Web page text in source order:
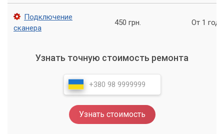
бизнесу работать более эффективно и без ошибок.
Обращайтесь к нам, и мы с радостью поможем вам!
Подключение
сканера
450 грн. От 1 года
Узнать точную стоимость ремонта
Узнать стоимость